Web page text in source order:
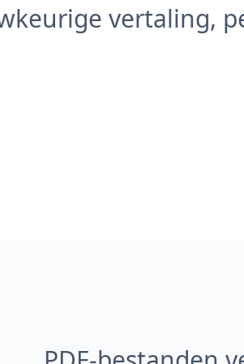
vertaling,